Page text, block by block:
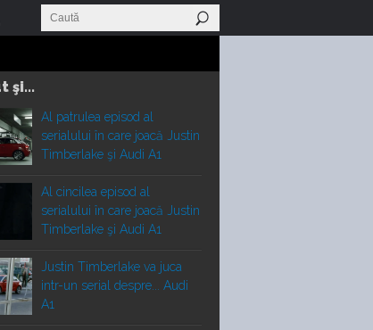
şi...
Al patrulea episod al
serialului în care joacă Justin
Timberlake şi Audi A1
Al cincilea episod al
serialului în care joacă Justin
Timberlake şi Audi A1
Justin Timberlake va juca
intr-un serial despre... Audi
A1